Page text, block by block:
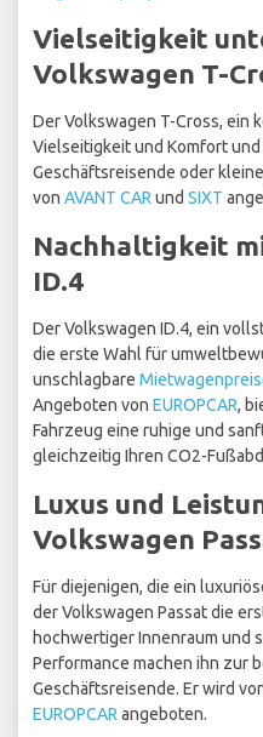
Vielseitigkeit
Volkswagen T-
Der Volkswagen T-Cross, ein
Vielseitigkeit und Komfort
Geschäftsreisende oder
von AVANT CAR und SIXT
Nachhaltigkeit
ID.4
Der Volkswagen ID.4, ein
die erste Wahl für
unschlagbare
Angeboten von EUROPCAR,
Fahrzeug eine ruhige und
gleichzeitig Ihren CO2-
Luxus und
Volkswagen
Für diejenigen, die ein
der Volkswagen Passat die
hochwertiger Innenraum und
Performance machen ihn zur
Geschäftsreisende. Er wird
EUROPCAR angeboten.